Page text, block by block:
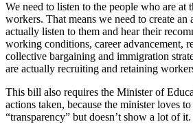
We need to listen to the people who are at
workers. That means we need to create an
actually listen to them and hear their
working conditions, career advancement,
collective bargaining and immigration
are actually recruiting and retaining
This bill also requires the Minister of
actions taken, because the minister loves
“transparency” but doesn’t show a lot of it.